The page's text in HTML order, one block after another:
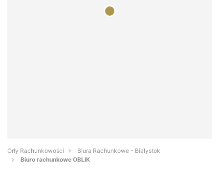
Orły Rachunkowości
Biura Rachunkowe - Białystok
Biuro rachunkowe OBLIK